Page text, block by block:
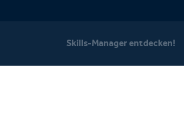
Skills-Manager entdecken!